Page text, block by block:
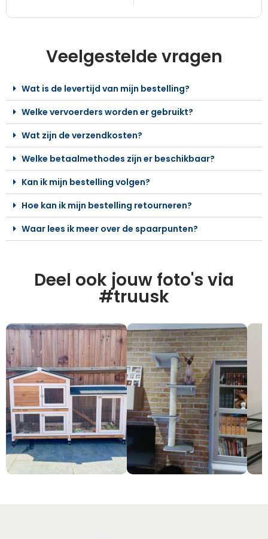
Veelgestelde vragen
Wat is de levertijd van mijn bestelling?
Welke vervoerders worden er gebruikt?
Wat zijn de verzendkosten?
Welke betaalmethodes zijn er beschikbaar?
Kan ik mijn bestelling volgen?
Hoe kan ik mijn bestelling retourneren?
Waar lees ik meer over de spaarpunten?
Deel ook jouw foto's via
#truusk